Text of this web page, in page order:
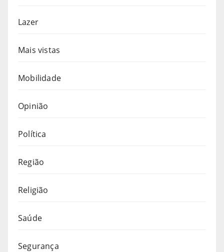
Lazer
Mais vistas
Mobilidade
Opinião
Política
Região
Religião
Saúde
Segurança